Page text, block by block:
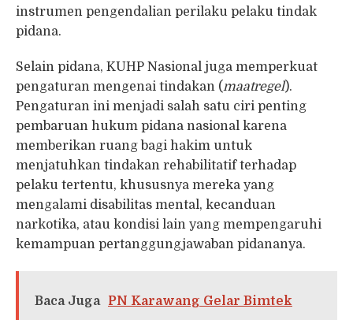
instrumen pengendalian perilaku pelaku tindak
pidana.
Selain pidana, KUHP Nasional juga memperkuat
pengaturan mengenai tindakan (maatregel).
Pengaturan ini menjadi salah satu ciri penting
pembaruan hukum pidana nasional karena
memberikan ruang bagi hakim untuk
menjatuhkan tindakan rehabilitatif terhadap
pelaku tertentu, khususnya mereka yang
mengalami disabilitas mental, kecanduan
narkotika, atau kondisi lain yang mempengaruhi
kemampuan pertanggungjawaban pidananya.
Baca Juga
PN Karawang Gelar Bimtek